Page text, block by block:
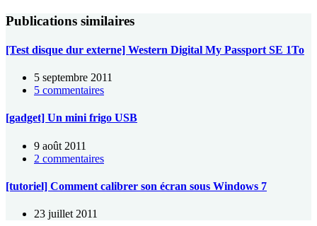
Publications similaires
[Test disque dur externe] Western Digital My Passport SE 1To
5 septembre 2011
5 commentaires
[gadget] Un mini frigo USB
9 août 2011
2 commentaires
[tutoriel] Comment calibrer son écran sous Windows 7
23 juillet 2011